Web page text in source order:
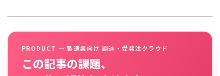
PRODUCT — 製造業向け 調達・受発注クラウド
この記事の課題、